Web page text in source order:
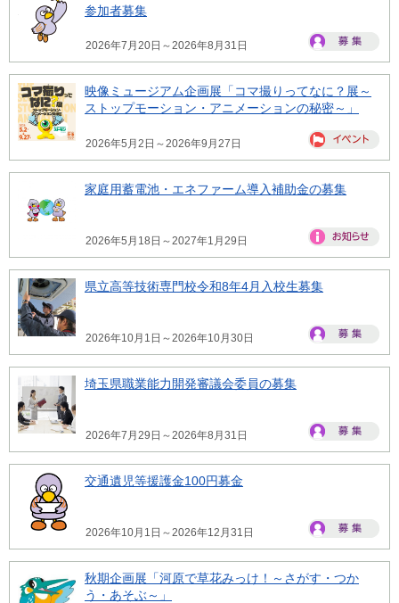
参加者募集
2026年7月20日～2026年8月31日
映像ミュージアム企画展「コマ撮りってなに？展～
ストップモーション・アニメーションの秘密～」
2026年5月2日～2026年9月27日
家庭用蓄電池・エネファーム導入補助金の募集
2026年5月18日～2027年1月29日
県立高等技術専門校令和8年4月入校生募集
2026年10月1日～2026年10月30日
埼玉県職業能力開発審議会委員の募集
2026年7月29日～2026年8月31日
交通遺児等援護金100円募金
2026年10月1日～2026年12月31日
秋期企画展「河原で草花みっけ！～さがす・つか
う・あそぶ～」